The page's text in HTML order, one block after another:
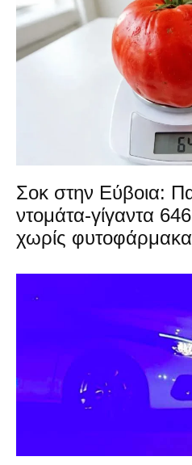
Σοκ στην Εύβοια:
ντομάτα-γίγαντα
χωρίς